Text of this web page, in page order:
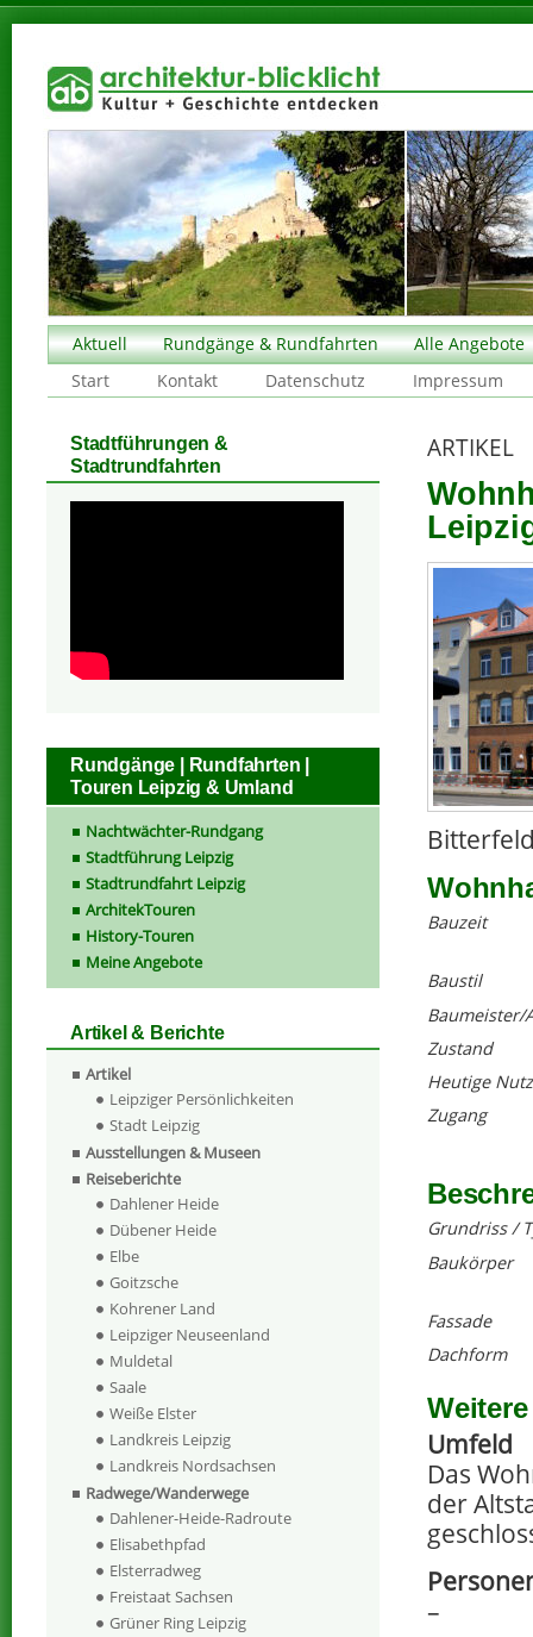
Aktuell Rundgänge & Rundfahrten
Alle Angebote
Start
Kontakt Datenschutz Impressum
ARTIKEL
Bauzeit
Baustil
Baumeister/
Zustand
Heutige
Zugang
Grundriss /
Baukörper
Fassade
Dachform
Umfeld
Das
der
–
Stadtführungen &
Stadtrundfahrten
Rundgänge | Rundfahrten |
Touren Leipzig & Umland
Nachtwächter-Rundgang
Stadtführung Leipzig
Stadtrundfahrt Leipzig
ArchitekTouren
History-Touren
Meine Angebote
Artikel & Berichte
Artikel
Leipziger Persönlichkeiten
Stadt Leipzig
Ausstellungen & Museen
Reiseberichte
Dahlener Heide
Dübener Heide
Elbe
Goitzsche
Kohrener Land
Leipziger Neuseenland
Muldetal
Saale
Weiße Elster
Landkreis Leipzig
Landkreis Nordsachsen
Radwege/Wanderwege
Dahlener-Heide-Radroute
Elisabethpfad
Elsterradweg
Freistaat Sachsen
Grüner Ring Leipzig